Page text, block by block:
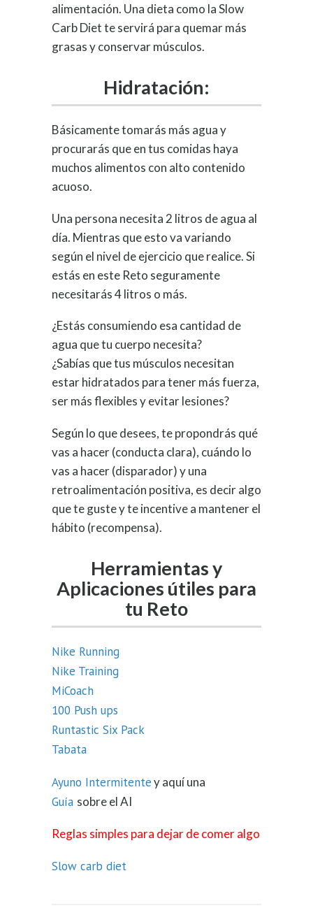
alimentación. Una dieta como la Slow
Carb Diet te servirá para quemar más
grasas y conservar músculos.
Hidratación:
Básicamente tomarás más agua y
procurarás que en tus comidas haya
muchos alimentos con alto contenido
acuoso.
Una persona necesita 2 litros de agua al
día. Mientras que esto va variando
según el nivel de ejercicio que realice. Si
estás en este Reto seguramente
necesitarás 4 litros o más.
¿Estás consumiendo esa cantidad de
agua que tu cuerpo necesita?
¿Sabías que tus músculos necesitan
estar hidratados para tener más fuerza,
ser más flexibles y evitar lesiones?
Según lo que desees, te propondrás qué
vas a hacer (conducta clara), cuándo lo
vas a hacer (disparador) y una
retroalimentación positiva, es decir algo
que te guste y te incentive a mantener el
hábito (recompensa).
Herramientas y
Aplicaciones útiles para
tu Reto
Nike Running
Nike Training
MiCoach
100 Push ups
Runtastic Six Pack
Tabata
Ayuno Intermitentey aquí una
Guía sobre el AI
Reglas simples para dejar de comer algo
Slow carb diet